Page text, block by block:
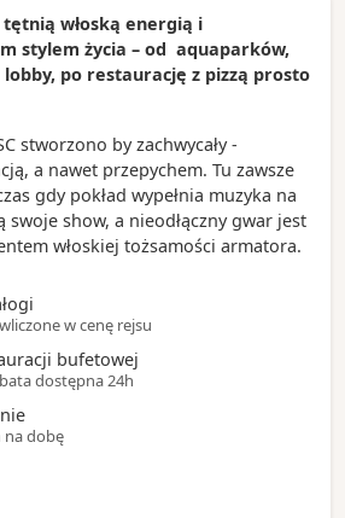
Ocean Drive w Miami Beach
z widokiem na wypływające z
Florida Keys podczas
za miasto
(metromover)
miasta to Latynosi
stolica rejsów wycieczkowych
tętnią włoską energią i
stylem życia – od aquaparków,
po restaurację z pizzą prosto
stworzono by zachwycały -
a nawet przepychem. Tu zawsze
gdy pokład wypełnia muzyka na
show, a nieodłączny gwar jest
włoskiej tożsamości armatora.
w cenę rejsu
bufetowej
dostępna 24h
na dobę